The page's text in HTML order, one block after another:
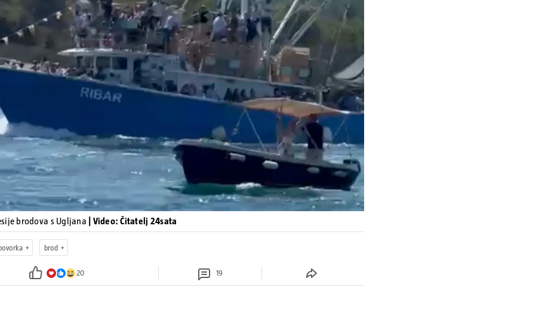
Pokretanje videa...
brodova s Ugljana | Video: Čitatelj 24sata
brod
20 19